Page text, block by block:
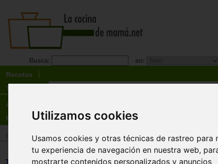
Utilizamos cookies
Usamos cookies y otras técnicas de rastreo para
tu experiencia de navegación en nuestra web,
mostrarte contenidos personalizados y anuncios
Busca: en:
Recetas
Tienda
Actualidad
Registro
Tienda>Juguetes infantiles>Juguetes por tipo>Juguetes